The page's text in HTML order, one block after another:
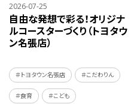
2026-07-25
自由な発想で彩る！オリジナ
ルコースターづくり（トヨタウ
ン名張店）
＃トヨタウン名張店 ＃こだわりん
＃食育 ＃こども